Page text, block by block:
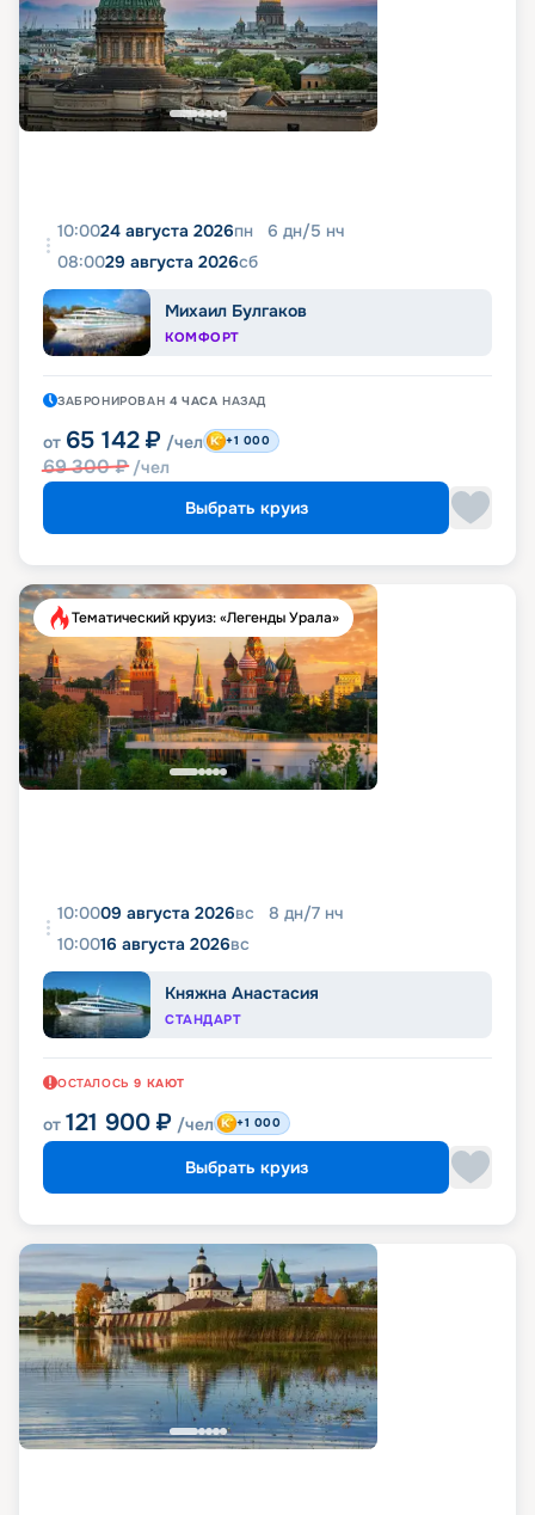
10:0024 августа 2026пн 6 дн/5 нч
08:0029 августа 2026сб
Михаил Булгаков
КОМФОРТ
ЗАБРОНИРОВАН 4 ЧАСА НАЗАД
от 65 142 ₽ /чел
69 300₽ /чел
+1 000
Выбрать круиз
Тематический круиз: «Легенды Урала»
10:0009 августа 2026вс 8 дн/7 нч
10:0016 августа 2026вс
Княжна Анастасия
СТАНДАРТ
ОСТАЛОСЬ 9 КАЮТ
от 121 900 ₽ /чел +1 000
Выбрать круиз